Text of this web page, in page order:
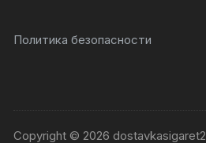
Политика безопасности
Copyright © 2026